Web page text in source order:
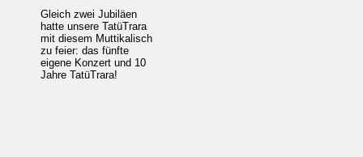
Gleich zwei Jubiläen
hatte unsere TatüTrara
mit diesem Muttikalisch
zu feier: das fünfte
eigene Konzert und 10
Jahre TatüTrara!